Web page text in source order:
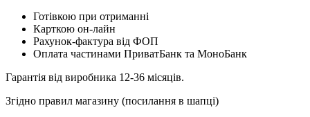
Готівкою при отриманні
Карткою он-лайн
Рахунок-фактура від ФОП
Оплата частинами ПриватБанк та МоноБанк
Гарантія від виробника 12-36 місяців.
Згідно правил магазину (посилання в шапці)